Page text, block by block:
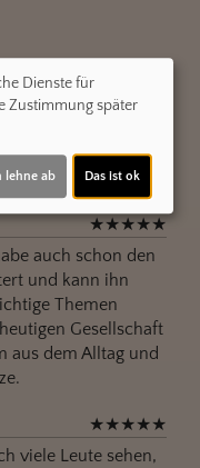
★★★★★
auch schon den
und kann ihn
Themen
Gesellschaft
aus dem Alltag und
★★★★★
viele Leute sehen,
Dienste für
Zustimmung später
lehne ab Das ist ok